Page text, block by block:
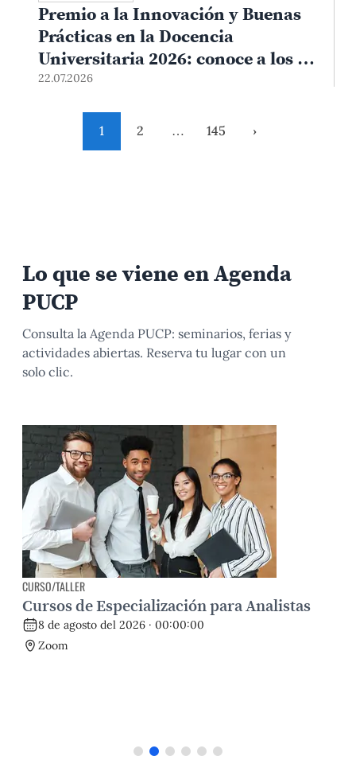
Premio a la Innovación y Buenas
Prácticas en la Docencia
Universitaria 2026: conoce a los 35
docentes ganadores
22.07.2026
1 2 … 145 ›
Lo que se viene en Agenda
PUCP
Consulta la Agenda PUCP: seminarios, ferias y
actividades abiertas. Reserva tu lugar con un
solo clic.
CURSO/TALLER
Cursos de Especialización para Analistas
8 de agosto del 2026 · 00:00:00
Zoom